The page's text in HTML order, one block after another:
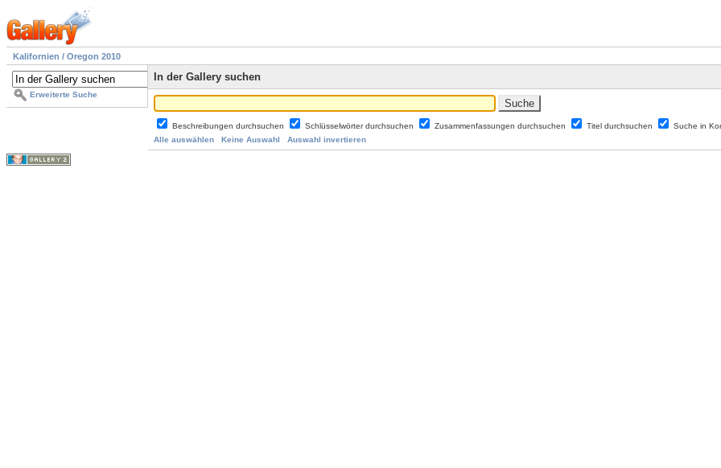
Kalifornien / Oregon 2010
Erweiterte Suche
In der Gallery suchen
Beschreibungen durchsuchen Schlüsselwörter durchsuchen Zusammenfassungen durchsuchen Titel durchsuchen
Suche in
Alle auswählen
Keine Auswahl Auswahl invertieren